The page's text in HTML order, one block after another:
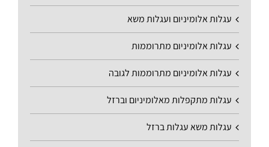
עגלות אלומיניום ועגלות משא
עגלות אלומיניום מתרוממות
עגלות אלומיניום מתרוממות לגובה
עגלות מתקפלות מאלומיניום וברזל
עגלות משא עגלות ברזל